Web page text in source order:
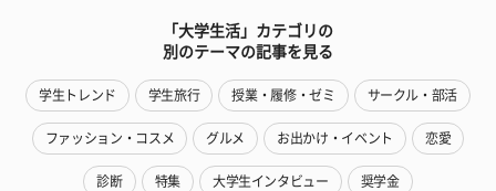
「大学生活」カテゴリの
別のテーマの記事を見る
学生トレンド 学生旅行 授業・履修・ゼミ サークル・部活
ファッション・コスメ グルメ お出かけ・イベント 恋愛
診断 特集 大学生インタビュー 奨学金